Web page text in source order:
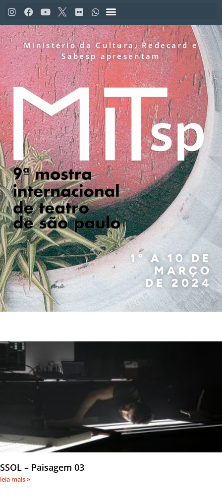
Ministério da Cultura, Redecard e
Sabesp apresentam
1º A 10 DE
MARÇO
DE 2024
SSOL – Paisagem 03
leia mais »